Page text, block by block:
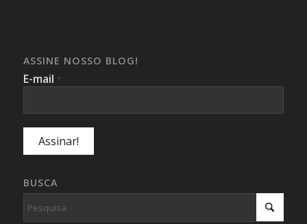
ASSINE NOSSO BLOG!
E-mail *
BUSCA